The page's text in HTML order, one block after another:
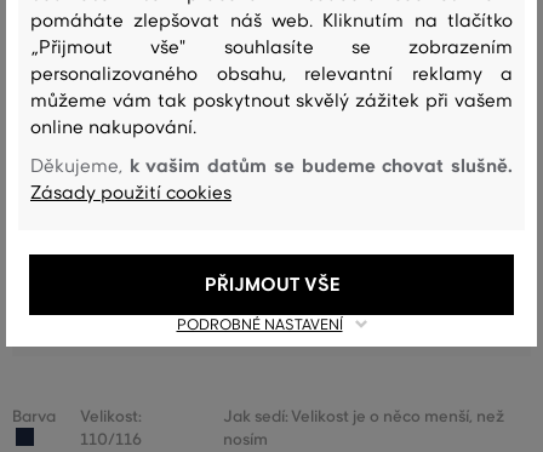
JAK SEDĚLA VYBRANÁ VELIKOST NAŠIM ZÁKAZNÍKŮM
Velikost je o hodně menší, než
nosím
0
Velikost je o něco menší, než nosím
Velikost odpovídá velikosti, kterou
Velikost je o něco větší, než nosím 0
0
Barva
Velikost:
110/116
Jak sedí: Velikost je o něco menší, než
nosím
pomáháte zlepšovat náš web. Kliknutím na tlačítko
„Přijmout vše" souhlasíte se zobrazením
personalizovaného obsahu, relevantní reklamy a
můžeme vám tak poskytnout skvělý zážitek při vašem
online nakupování.
Děkujeme, k vašim datům se budeme chovat slušně.
Zásady použití cookies
PODROBNÉ NASTAVENÍ
PŘIJMOUT VŠE